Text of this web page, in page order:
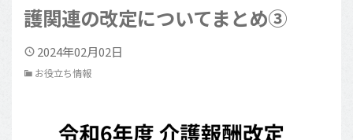
護関連の改定についてまとめ③
2024年02月02日
お役立ち情報